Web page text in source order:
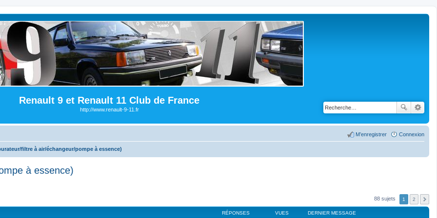
Renault 9 et Renault 11 Club de France
http://www.renault-9-11.fr
Connexion
M’enregistrer
filtre à air/échangeur/pompe à essence)
à essence)
88 sujets 1 2
RÉPONSES VUES DERNIER MESSAGE